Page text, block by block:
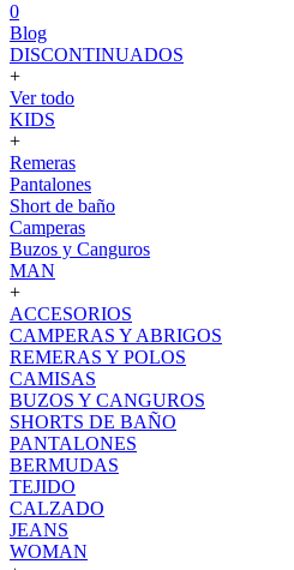
0
Blog
DISCONTINUADOS
+
Ver todo
KIDS
+
Remeras
Pantalones
Short de baño
Camperas
Buzos y Canguros
MAN
+
ACCESORIOS
CAMPERAS Y ABRIGOS
REMERAS Y POLOS
CAMISAS
BUZOS Y CANGUROS
SHORTS DE BAÑO
PANTALONES
BERMUDAS
TEJIDO
CALZADO
JEANS
WOMAN